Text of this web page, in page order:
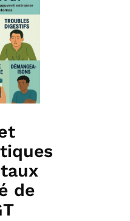
de